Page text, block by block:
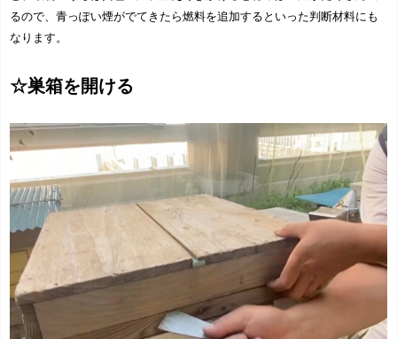
るので、青っぽい煙がでてきたら燃料を追加するといった判断材料にも
なります。
☆巣箱を開ける